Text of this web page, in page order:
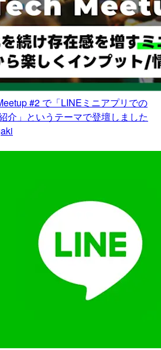
#2 で「LINEミニアプリでの
介」というテーマで登壇しました